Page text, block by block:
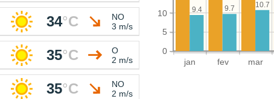
jan fev mar
0
5
10
10.7
9.7
9.4
34°C
NO
3 m/s
35°C
O
2 m/s
35°C
NO
2 m/s